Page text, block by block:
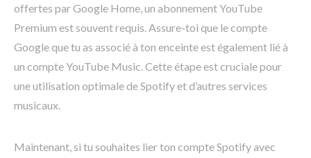
offertes par Google Home, un abonnement YouTube
Premium est souvent requis. Assure-toi que le compte
Google que tu as associé à ton enceinte est également lié à
un compte YouTube Music. Cette étape est cruciale pour
une utilisation optimale de Spotify et d’autres services
musicaux.
Maintenant, si tu souhaites lier ton compte Spotify avec